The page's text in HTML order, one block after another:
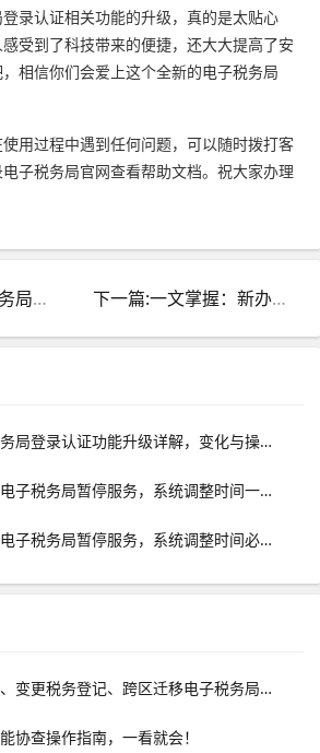
录认证相关功能的升级，真的是太贴心
受到了科技带来的便捷，还大大提高了安
相信你们会爱上这个全新的电子税务局
用过程中遇到任何问题，可以随时拨打客
子税务局官网查看帮助文档。祝大家办理
上一篇:新版电子税务局操作指南：登录篇详解读锁技巧 下一篇:一文掌握：新办套餐、变更税务登记、跨区迁移电子税务局办理流程
纳税人注意：电子税务局登录认证功能升级详解，变化与操作一览！
纳税人注意！河北省电子税务局暂停服务，系统调整时间一览
纳税人注意！河北省电子税务局暂停服务，系统调整时间必看！
一文掌握：新办套餐、变更税务登记、跨区迁移电子税务局办理流程
协查操作指南，一看就会！